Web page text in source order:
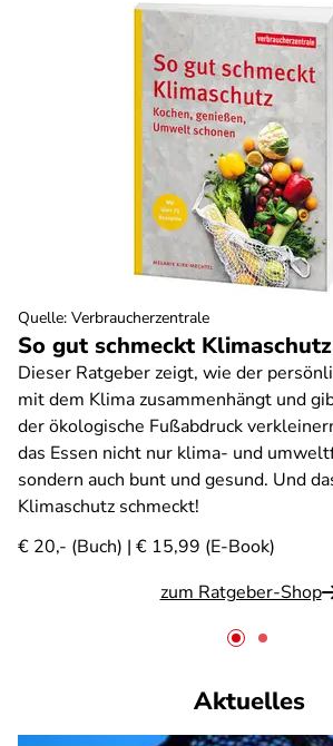
So gut schmeckt Klimaschutz
Dieser Ratgeber zeigt, wie der
mit dem Klima zusammenhängt und
der ökologische Fußabdruck
das Essen nicht nur klima- und
sondern auch bunt und gesund. Und
Klimaschutz schmeckt!
€ 20,- (Buch) | € 15,99 (E-Book)
zum Ratgeber-Shop
Quelle: Verbraucherzentrale
Aktuelles